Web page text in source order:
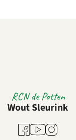
RCN de Potten
Wout Sleurink
Facebook
Youtube